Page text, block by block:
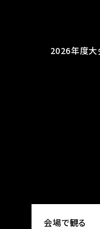
2026年度大
会場で観る